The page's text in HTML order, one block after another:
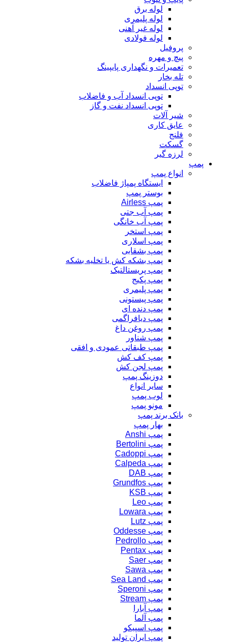
لوله برق
لوله پلیمری
لوله غیر آهنی
لوله فولادی
پروفیل
پیچ و مهره
تعمیرات و نگهداری پایپینگ
تله بخار
توپی انسداد
توپی انسداد آب و فاضلاب
توپی انسداد نفت و گاز
شیر آلات
عایق کاری
فلنج
گسکت
لرزه گیر
پمپ
انواع پمپ
ایستگاه پمپاژ فاضلاب
بوستر پمپ
پمپ Airless
پمپ آب جتی
پمپ آب خانگی
پمپ استخر
پمپ اسلاری
پمپ بشقابی
پمپ بشکه کش یا تخلیه بشکه
پمپ پریستالتیک
پمپ پکیج
پمپ پلیمری
پمپ پیستونی
پمپ دنده ای
پمپ دیافراگمی
پمپ روغن داغ
پمپ شناور
پمپ طبقاتی عمودی و افقی
پمپ کف کش
پمپ لجن کش
دوزینگ پمپ
سایر انواع
لوب پمپ
مونو پمپ
بانک برند پمپ
بهار پمپ
پمپ Anshi
پمپ Bertolini
پمپ Cadoppi
پمپ Calpeda
پمپ DAB
پمپ Grundfos
پمپ KSB
پمپ Leo
پمپ Lowara
پمپ Lutz
پمپ Oddesse
پمپ Pedrollo
پمپ Pentax
پمپ Saer
پمپ Sawa
پمپ Sea Land
پمپ Speroni
پمپ Stream
پمپ آبارا
پمپ آلما
پمپ اسپیکو
پمپ ایران تولید